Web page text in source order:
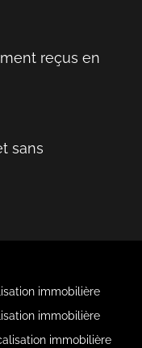
reçus en
sans
immobilière
immobilière
immobilière